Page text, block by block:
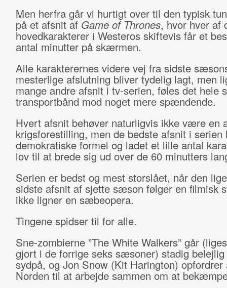
Men herfra går vi hurtigt over til den typisk
på et afsnit af Game of Thrones, hvor hver af
hovedkarakterer i Westeros skiftevis får et
antal minutter på skærmen.
Alle karakterernes videre vej fra sidste
mesterlige afslutning bliver tydelig lagt, men
mange andre afsnit i tv-serien, føles det hele
transportbånd mod noget mere spændende.
Hvert afsnit behøver naturligvis ikke være en
krigsforestilling, men de bedste afsnit i serien
demokratiske formel og ladet et lille antal
lov til at brede sig ud over de 60 minutters
Serien er bedst og mest storslået, når den
sidste afsnit af sjette sæson følger en filmisk
ikke ligner en sæbeopera.
Tingene spidser til for alle.
Sne-zombierne ”The White Walkers” går
gjort i de forrige seks sæsoner) stadig belejlig
sydpå, og Jon Snow (Kit Harington) opfordrer
Norden til at arbejde sammen om at